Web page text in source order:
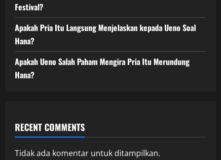
Festival?
Apakah Pria Itu Langsung Menjelaskan kepada Ueno Soal
Hana?
Apakah Ueno Salah Paham Mengira Pria Itu Merundung
Hana?
RECENT COMMENTS
Tidak ada komentar untuk ditampilkan.